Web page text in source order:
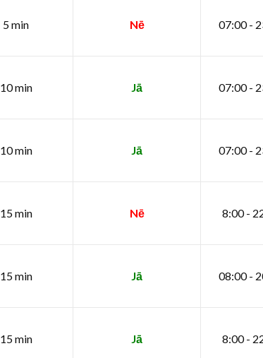
5 min Nē 07:00 -
10 min Jā 07:00 -
10 min Jā 07:00 -
15 min Nē 8:00 -
15 min Jā 08:00 -
15 min Jā 8:00 -